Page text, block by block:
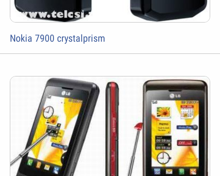
Nokia 7900 crystalprism